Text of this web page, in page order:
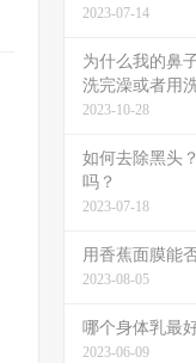
2023-07-14
为什么我的鼻
洗完澡或者用
2023-10-28
如何去除黑头
吗？
2023-07-18
用香蕉面膜能
2023-08-05
哪个身体乳最
2023-06-09